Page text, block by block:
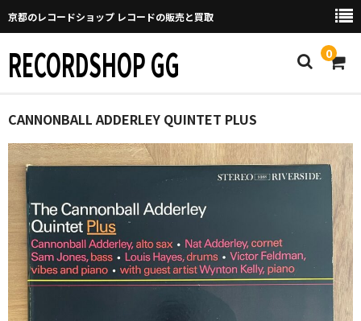
京都のレコードショップ レコードの販売と買取
RECORDSHOP GG 0
Home
マイページ
GGについて
買取について
取り置きなどについて
Categories
CANNONBALL ADDERLEY QUINTET PLUS